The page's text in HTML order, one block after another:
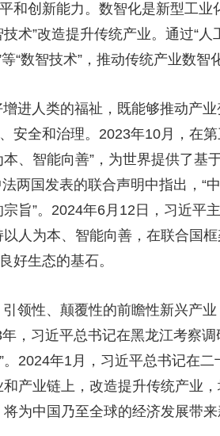
冰雪道路 足球道路
文化 旅游 科普 健康 乐龄
白名单
和创新能力。数智化是新型工
术”改造提升传统产业。通过“人
“数智技术”，推动传统产业数智
进人类的福祉，既能够推动产
全和治理。2023年10月，在
、智能向善”，为世界提供了基
两国发表的联合声明中指出，“
旨”。2024年6月12日，习近平
人为本、智能向善，在联合国
好生态的基石。
领性、颠覆性的前瞻性新兴产
，习近平总书记在黑龙江考察
2024年1月，习近平总书记在
产业链上，改造提升传统产业
为中国乃至全球的经济发展带来